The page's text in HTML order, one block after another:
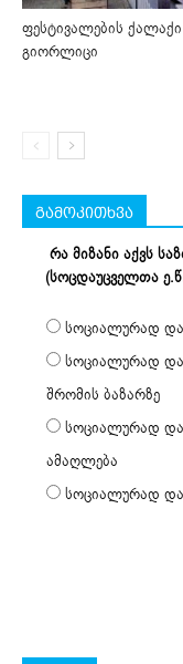
ფესტივალების
გიორლიცი
გამოკითხვა
რა მიზანი აქვს
(სოცდაუცველთა
სოციალურად
სოციალურად
შრომის ბაზარზე
სოციალურად
ამაღლება
სოციალურად